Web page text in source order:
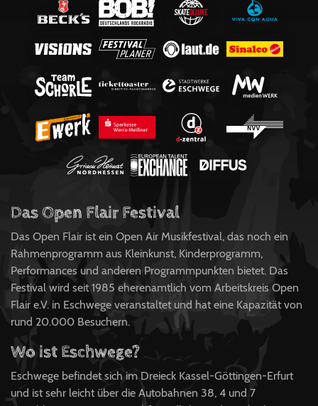
Das Open Flair Festival
Das Open Flair ist ein Open Air Musikfestival, das noch ein
Rahmenprogramm aus Kleinkunst, Kinderprogramm,
Performances und anderen Programmpunkten bietet. Das
Festival wird seit 1985 eherenamtlich vom Arbeitskreis Open
Flair e.V. in Eschwege veranstaltet und hat eine Kapazität von
rund 20.000 Besuchern.
Wo ist Eschwege?
Eschwege befindet sich im Dreieck Kassel-Göttingen-Erfurt
und ist sehr leicht über die Autobahnen 38, 4 und 7